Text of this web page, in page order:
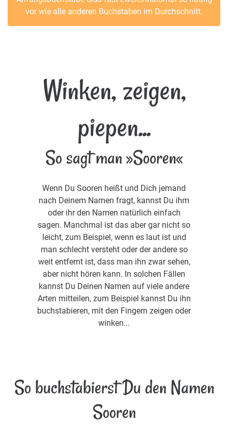
vor wie alle anderen Buchstaben im Durchschnitt.
Winken, zeigen,
piepen...
So sagt man »Sooren«
Wenn Du Sooren heißt und Dich jemand
nach Deinem Namen fragt, kannst Du ihm
oder ihr den Namen natürlich einfach
sagen. Manchmal ist das aber gar nicht so
leicht, zum Beispiel, wenn es laut ist und
man schlecht versteht oder der andere so
weit entfernt ist, dass man ihn zwar sehen,
aber nicht hören kann. In solchen Fällen
kannst Du Deinen Namen auf viele andere
Arten mitteilen, zum Beispiel kannst Du ihn
buchstabieren, mit den Fingern zeigen oder
winken...
So buchstabierst Du den Namen
Sooren